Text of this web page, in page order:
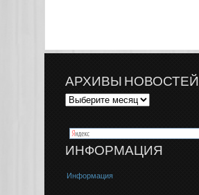
АРХИВЫ НОВОСТЕЙ
ИНФОРМАЦИЯ
Информация